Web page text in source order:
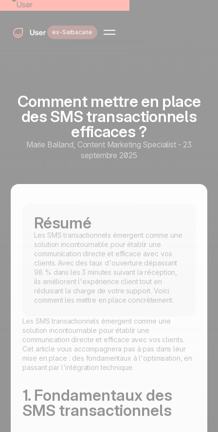
User
ex-Sarbacane
Comment mettre en place
des SMS transactionnels
efficaces ?
Marie Balland, Content Marketing Specialist- 23
septembre 2025
Résumé
Les SMS transactionnels émergent comme une
solution incontournable pour établir une
communication directe et efficace avec vos
clients. Avec des taux d'ouverture dépassant
98 % dans les 3 minutes suivant la réception,
ils améliorent l'expérience client tout en
réduisant la charge de votre support. Voici
comment les mettre en place concrètement.
Les SMS transactionnels émergent comme une
solution incontournable pour établir une
communication directe et efficace avec vos clients.
Cet article vous accompagnera pas à pas dans leur
mise en place : des fondamentaux à l'optimisation, en
passant par l'intégration technique.
1. Fondamentaux des
SMS transactionnels